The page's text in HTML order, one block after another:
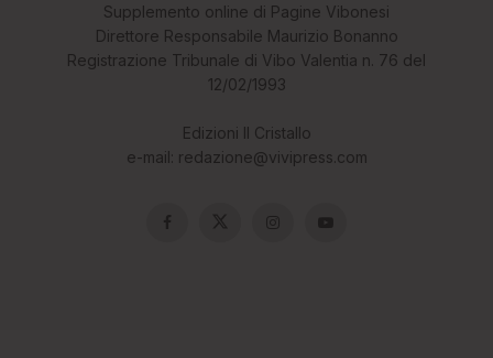
Supplemento online di Pagine Vibonesi
Direttore Responsabile Maurizio Bonanno
Registrazione Tribunale di Vibo Valentia n. 76 del
12/02/1993
Edizioni Il Cristallo
e-mail: redazione@vivipress.com